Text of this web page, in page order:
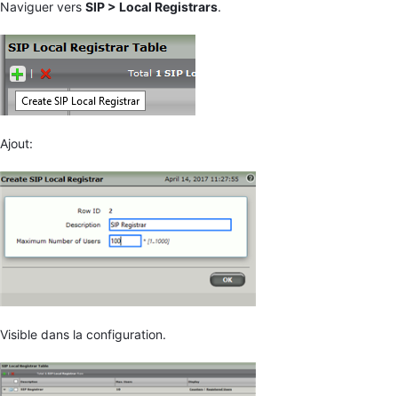
Naviguer vers SIP > Local Registrars.
Ajout:
Visible dans la configuration.